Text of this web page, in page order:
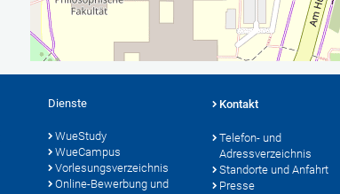
Dienste
WueStudy
WueCampus
Vorlesungsverzeichnis
Online-Bewerbung und
Kontakt
Telefon- und
Adressverzeichnis
Standorte und Anfahrt
Presse